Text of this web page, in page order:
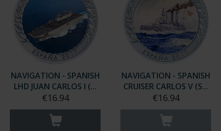
NAVIGATION - SPANISH
LHD JUAN CARLOS I (...
€16.94
NAVIGATION - SPANISH
CRUISER CARLOS V (S...
€16.94